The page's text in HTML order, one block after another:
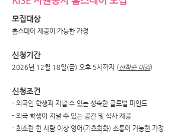
모집대상
​홈스테이 제공이 가능한 가정
신청기간
2026년 12월 18일(금) 오후 5시까지 (선착순 마감)
신청조건
- 외국인 학생과 지낼 수 있는 성숙한 글로벌 마인드
- 외국 학생이 지낼 수 있는 공간 및 식사 제공
- 최소한 한 사람 이상 영어(기초회화) 소통이 가능한 가정